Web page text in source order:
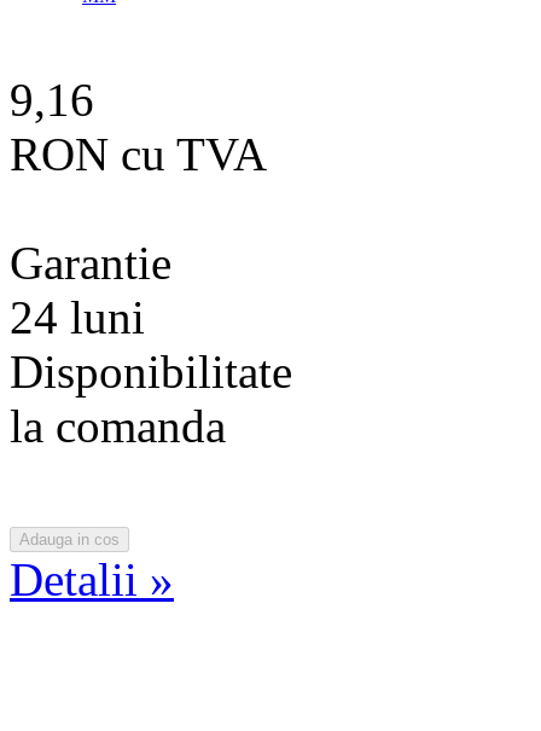
9,16
RON cu TVA
Garantie
24 luni
Disponibilitate
la comanda
Detalii »